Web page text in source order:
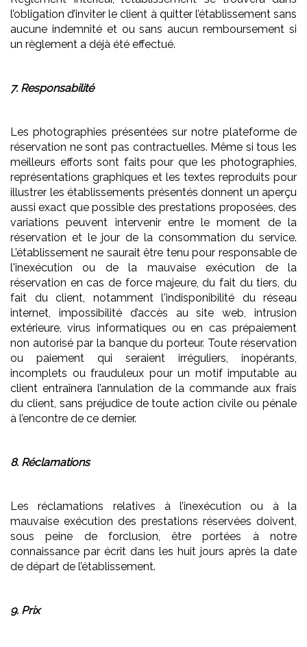
l’obligation d’inviter le client à quitter l’établissement sans
aucune indemnité et ou sans aucun remboursement si
un règlement a déjà été effectué.
7. Responsabilité
Les photographies présentées sur notre plateforme de
réservation ne sont pas contractuelles. Même si tous les
meilleurs efforts sont faits pour que les photographies,
représentations graphiques et les textes reproduits pour
illustrer les établissements présentés donnent un aperçu
aussi exact que possible des prestations proposées, des
variations peuvent intervenir entre le moment de la
réservation et le jour de la consommation du service.
L’établissement ne saurait être tenu pour responsable de
l'inexécution ou de la mauvaise exécution de la
réservation en cas de force majeure, du fait du tiers, du
fait du client, notamment l'indisponibilité du réseau
internet, impossibilité d’accès au site web, intrusion
extérieure, virus informatiques ou en cas prépaiement
non autorisé par la banque du porteur. Toute réservation
ou paiement qui seraient irréguliers, inopérants,
incomplets ou frauduleux pour un motif imputable au
client entraînera l’annulation de la commande aux frais
du client, sans préjudice de toute action civile ou pénale
à l’encontre de ce dernier.
8. Réclamations
Les réclamations relatives à l’inexécution ou à la
mauvaise exécution des prestations réservées doivent,
sous peine de forclusion, être portées à notre
connaissance par écrit dans les huit jours après la date
de départ de l’établissement.
9. Prix